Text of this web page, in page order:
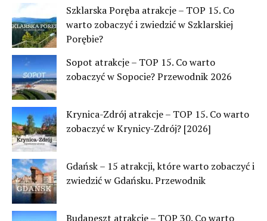
Szklarska Poręba atrakcje – TOP 15. Co
warto zobaczyć i zwiedzić w Szklarskiej
Porębie?
Sopot atrakcje – TOP 15. Co warto
zobaczyć w Sopocie? Przewodnik 2026
Krynica-Zdrój atrakcje – TOP 15. Co warto
zobaczyć w Krynicy-Zdrój? [2026]
Gdańsk – 15 atrakcji, które warto zobaczyć i
zwiedzić w Gdańsku. Przewodnik
Budapeszt atrakcje – TOP 30. Co warto